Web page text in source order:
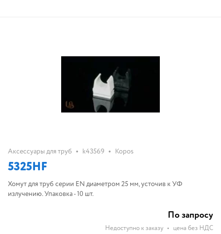
Аксессуары для труб • k43569 • Kopos
5325HF
Хомут для труб серии EN диаметром 25 мм, усточив к УФ
излучению. Упаковка - 10 шт.
По запросу
Недоступно к заказу • цена без НДС